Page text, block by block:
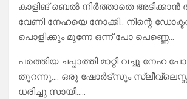
കാളിങ് ബെൽ നിർത്താതെ അടിക്കാൻ
വേണി നേഹയെ നോക്കി.. നിന്റെ
പൊളിക്കും മുന്നേ ഒന്ന് പോ പെണ്ണെ…
പരത്തിയ ചപ്പാത്തി മാറ്റി വച്ചു നേഹ
തുറന്നു…. ഒരു ഷോർട്സും സ്ലീവ്ലെസ്സ്
ധരിച്ചു സായി…..